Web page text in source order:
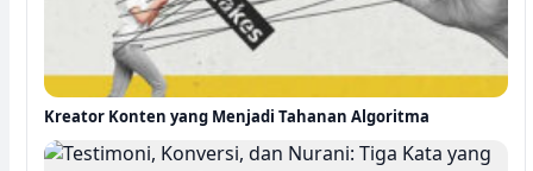
Kreator Konten yang Menjadi Tahanan Algoritma